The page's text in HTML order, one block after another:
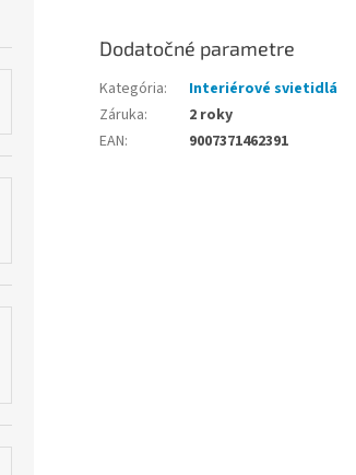
Dodatočné parametre
Kategória:
Interiérové svietidlá
Záruka:
2 roky
EAN: 9007371462391